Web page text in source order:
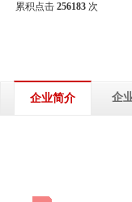
累积点击 256183 次
企业简介 企